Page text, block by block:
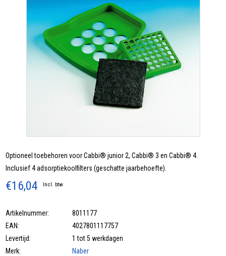
Optioneel toebehoren voor Cabbi® junior 2, Cabbi® 3 en Cabbi® 4.
Inclusief 4 adsorptiekoolfilters (geschatte jaarbehoefte).
€16,04 Incl. btw
Artikelnummer:
8011177
EAN:
4027801117757
Levertijd:
1 tot 5 werkdagen
Merk:
Naber